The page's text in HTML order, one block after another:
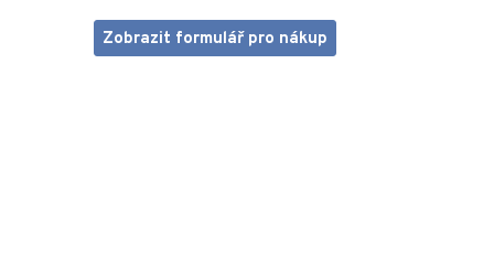
Zobrazit formulář pro nákup